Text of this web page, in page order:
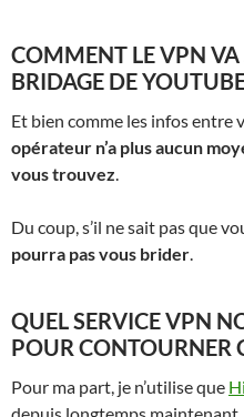
COMMENT LE VPN VA
BRIDAGE DE
Et bien comme les infos entre
opérateur n’a plus aucun
vous trouvez.
Du coup, s’il ne sait pas que
pourra pas vous brider.
QUEL SERVICE VPN
POUR CONTOURNER
Pour ma part, je n’utilise que